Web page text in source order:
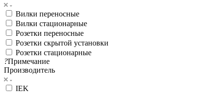
Вилки переносные
Вилки стационарные
Розетки переносные
Розетки скрытой установки
Розетки стационарные
?Примечание
Производитель
IEK